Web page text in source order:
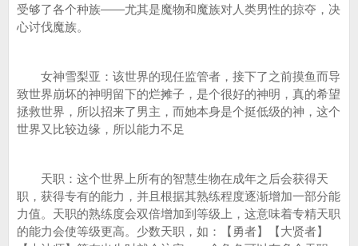
受够了各个种族——尤其是魔物和魔族对人类男性的掠夺，决
心讨伐魔族。
女神雪梨亚：该世界的现任监管者，接下了之前摸鱼而导
致世界崩坏的神明留下的烂摊子，是个很好的神明，真的希望
拯救世界，所以招来了男主，而她本身是个挺低级的神，这个
世界又比较边缘，所以能力不足
天职：这个世界上所有的智慧生物在成年之后会获得天
职，获得专有的能力，并且根据其熟练程度逐渐增加一部分能
力值。天职的熟练度会双倍增加到等级上，这意味着专精天职
的能力会使等级更高。少数天职，如：【勇者】【大贤者】